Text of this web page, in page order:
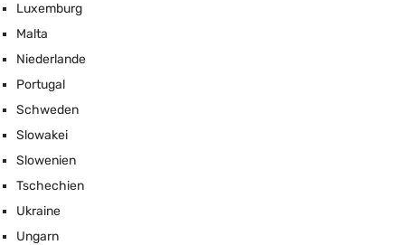
Luxemburg
Malta
Niederlande
Portugal
Schweden
Slowakei
Slowenien
Tschechien
Ukraine
Ungarn